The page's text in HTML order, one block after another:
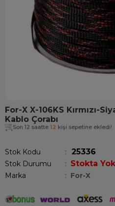
For-X X-106KS Kırmızı-
Kablo Çorabı
Son 12 saatte 12 kişi sepetine ekledi!
Stok Kodu 25336
Stok Durumu : Stokta Yok
Marka : For-X